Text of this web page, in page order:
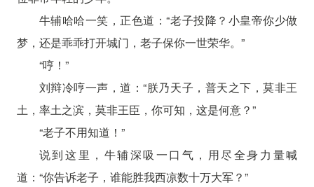
牛辅哈哈一笑，正色道：“老子投降？小皇帝你少做
梦，还是乖乖打开城门，老子保你一世荣华。”
“哼！”
刘辩冷哼一声，道：“朕乃天子，普天之下，莫非王
土，率土之滨，莫非王臣，你可知，这是何意？”
“老子不用知道！”
说到这里，牛辅深吸一口气，用尽全身力量喊
道：“你告诉老子，谁能胜我西凉数十万大军？”